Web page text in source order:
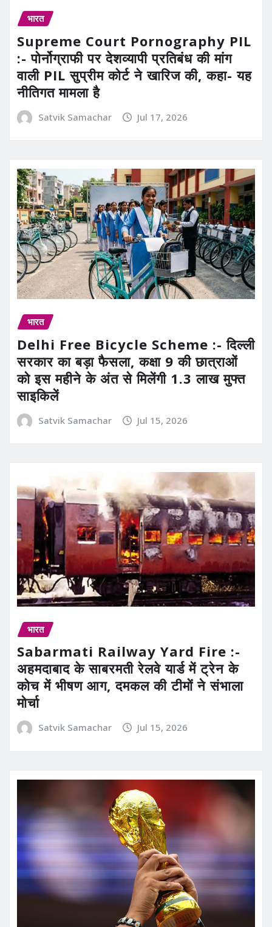
भारत
Supreme Court Pornography PIL
:- पोर्नोग्राफी पर देशव्यापी प्रतिबंध की मांग
वाली PIL सुप्रीम कोर्ट ने खारिज की, कहा- यह
नीतिगत मामला है
Satvik Samachar Jul 17, 2026
भारत
Delhi Free Bicycle Scheme :- दिल्ली
सरकार का बड़ा फैसला, कक्षा 9 की छात्राओं
को इस महीने के अंत से मिलेंगी 1.3 लाख मुफ्त
साइकिलें
Satvik Samachar Jul 15, 2026
भारत
Sabarmati Railway Yard Fire :-
अहमदाबाद के साबरमती रेलवे यार्ड में ट्रेन के
कोच में भीषण आग, दमकल की टीमों ने संभाला
मोर्चा
Satvik Samachar Jul 15, 2026